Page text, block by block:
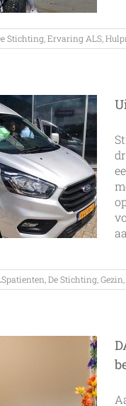
Stichting Ervaring ALS
De Stichting Gezin